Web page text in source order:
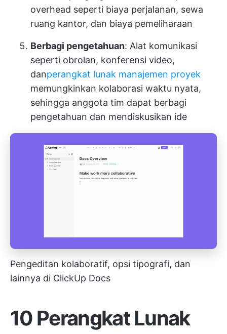
overhead seperti biaya perjalanan, sewa
ruang kantor, dan biaya pemeliharaan
Berbagi pengetahuan: Alat komunikasi
seperti obrolan, konferensi video,
danperangkat lunak manajemen proyek
memungkinkan kolaborasi waktu nyata,
sehingga anggota tim dapat berbagi
pengetahuan dan mendiskusikan ide
Pengeditan kolaboratif, opsi tipografi, dan
lainnya di ClickUp Docs
10 Perangkat Lunak